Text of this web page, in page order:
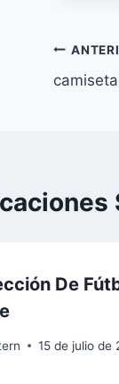
de
De
15 de julio de